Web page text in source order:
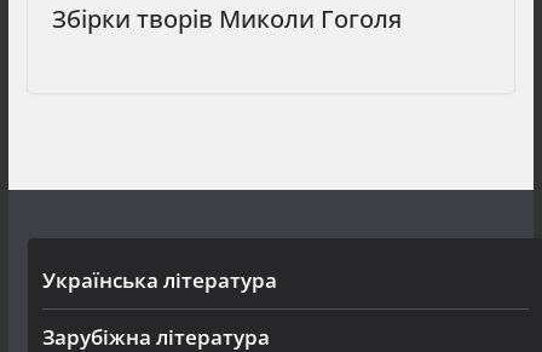
Збірки творів Миколи Гоголя
Українська література
Зарубіжна література